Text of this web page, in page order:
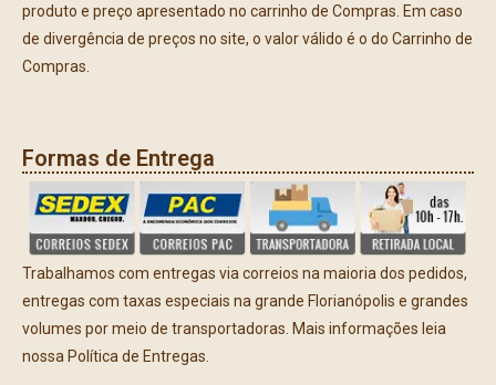
produto e preço apresentado no carrinho de Compras. Em caso
de divergência de preços no site, o valor válido é o do Carrinho de
Compras.
Formas de Entrega
Trabalhamos com entregas via correios na maioria dos pedidos,
entregas com taxas especiais na grande Florianópolis e grandes
volumes por meio de transportadoras. Mais informações leia
nossa Política de Entregas.